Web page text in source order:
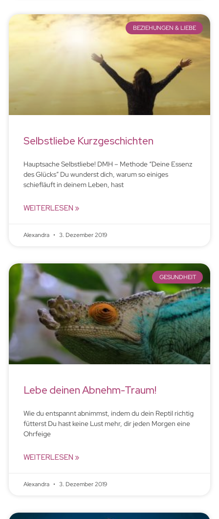
BEZIEHUNGEN & LIEBE
Selbstliebe Kurzgeschichten
Hauptsache Selbstliebe! DMH – Methode “Deine Essenz
des Glücks” Du wunderst dich, warum so einiges
schiefläuft in deinem Leben, hast
WEITERLESEN »
Alexandra 3. Dezember 2019
GESUNDHEIT
Lebe deinen Abnehm-Traum!
Wie du entspannt abnimmst, indem du dein Reptil richtig
fütterst Du hast keine Lust mehr, dir jeden Morgen eine
Ohrfeige
WEITERLESEN »
Alexandra 3. Dezember 2019